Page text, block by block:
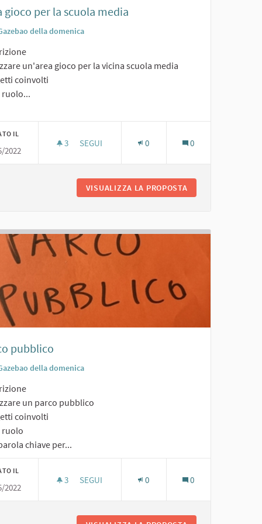
gioco per la scuola media
della domenica
un'area gioco per la vicina scuola media
coinvolti
ruolo...
IL
2022
3 3 SOSTENITORI
SEGUI 0 0
VISUALIZZA LA PROPOSTA
pubblico
della domenica
un parco pubblico
coinvolti
ruolo
chiave per...
IL
2022
3 3 SOSTENITORI
SEGUI 0 0